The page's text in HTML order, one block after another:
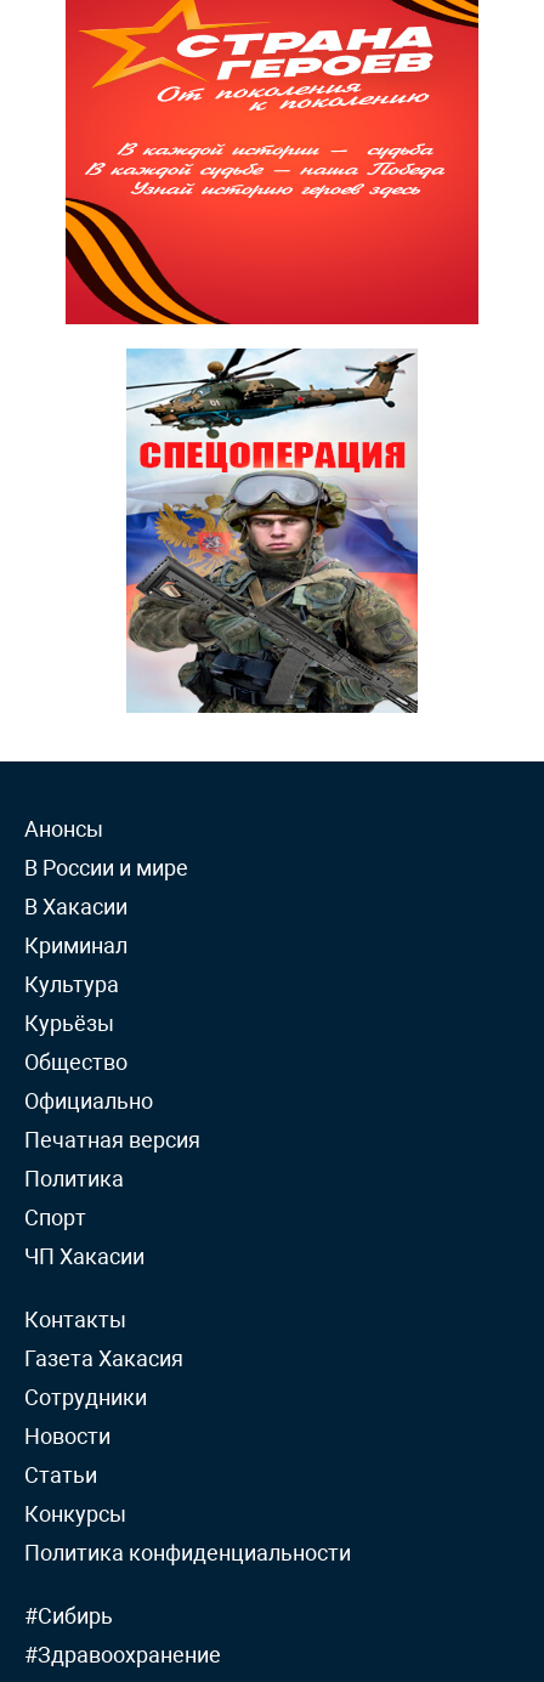
Анонсы
В России и мире
В Хакасии
Криминал
Культура
Курьёзы
Общество
Официально
Печатная версия
Политика
Спорт
ЧП Хакасии
Контакты
Газета Хакасия
Сотрудники
Новости
Статьи
Конкурсы
Политика конфиденциальности
#Сибирь
#Здравоохранение